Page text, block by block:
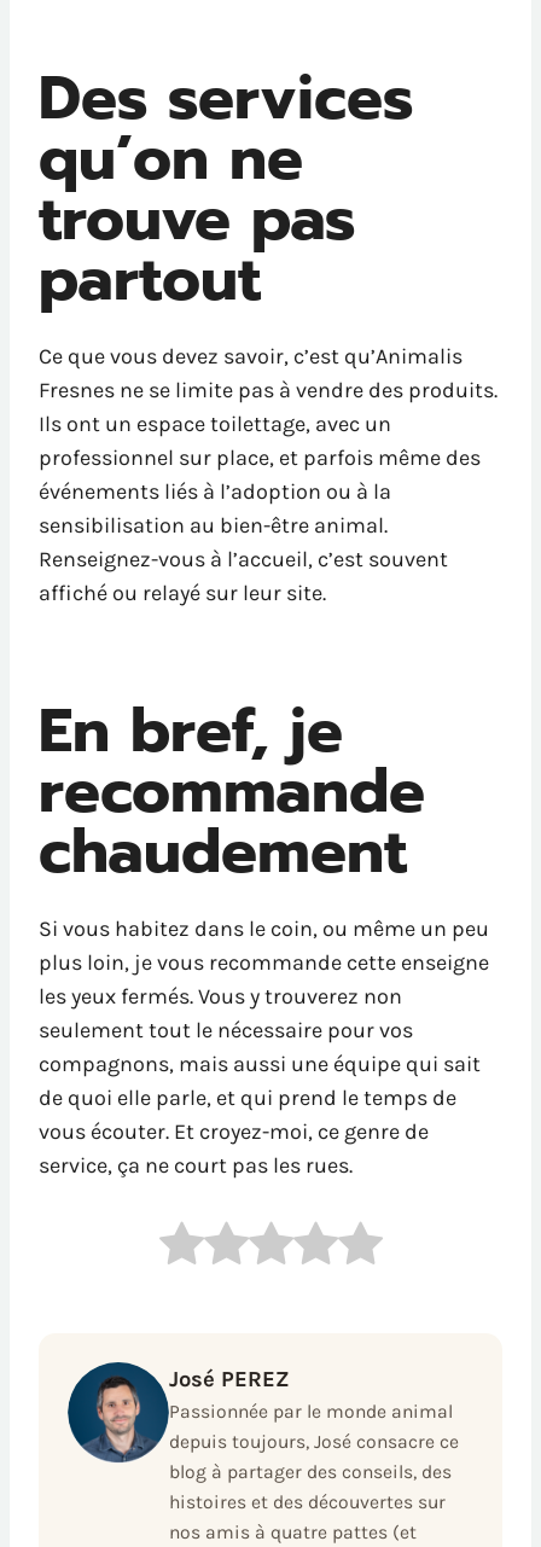
Des services
qu’on ne
trouve pas
partout
Ce que vous devez savoir, c’est qu’Animalis
Fresnes ne se limite pas à vendre des produits.
Ils ont un espace toilettage, avec un
professionnel sur place, et parfois même des
événements liés à l’adoption ou à la
sensibilisation au bien-être animal.
Renseignez-vous à l’accueil, c’est souvent
affiché ou relayé sur leur site.
En bref, je
recommande
chaudement
Si vous habitez dans le coin, ou même un peu
plus loin, je vous recommande cette enseigne
les yeux fermés. Vous y trouverez non
seulement tout le nécessaire pour vos
compagnons, mais aussi une équipe qui sait
de quoi elle parle, et qui prend le temps de
vous écouter. Et croyez-moi, ce genre de
service, ça ne court pas les rues.
José PEREZ
Passionnée par le monde animal
depuis toujours, José consacre ce
blog à partager des conseils, des
histoires et des découvertes sur
nos amis à quatre pattes (et